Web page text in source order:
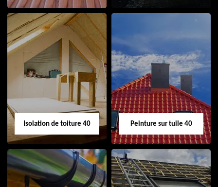
Urgence fuite de
toiture 40
Nettoyage
demoussage
toiture 40
Isolation de toiture 40 Peinture sur tuile 40